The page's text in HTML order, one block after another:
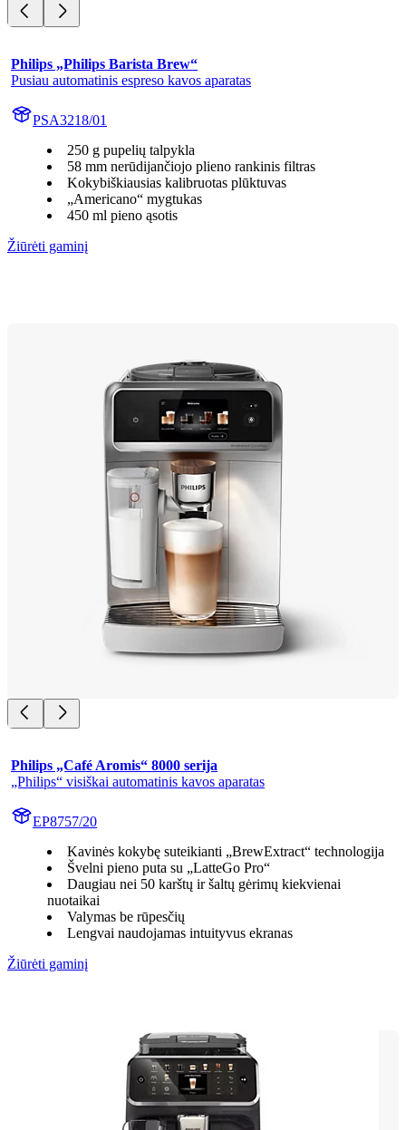
Philips „Philips Barista Brew“
Pusiau automatinis espreso kavos aparatas
PSA3218/01
250 g pupelių talpykla
58 mm nerūdijančiojo plieno rankinis filtras
Kokybiškiausias kalibruotas plūktuvas
„Americano“ mygtukas
450 ml pieno ąsotis
Žiūrėti gaminį
Philips „Café Aromis“ 8000 serija
„Philips“ visiškai automatinis kavos aparatas
EP8757/20
Kavinės kokybę suteikianti „BrewExtract“ technologija
Švelni pieno puta su „LatteGo Pro“
Daugiau nei 50 karštų ir šaltų gėrimų kiekvienai
nuotaikai
Valymas be rūpesčių
Lengvai naudojamas intuityvus ekranas
Žiūrėti gaminį